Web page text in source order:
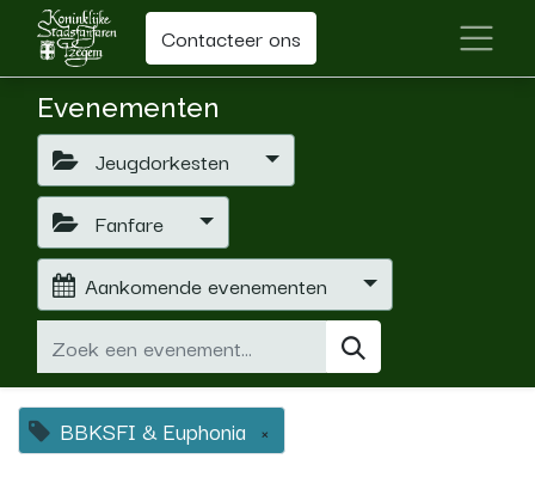
Contacteer ons
Evenementen
Jeugdorkesten
Fanfare
Aankomende evenementen
BBKSFI & Euphonia ×